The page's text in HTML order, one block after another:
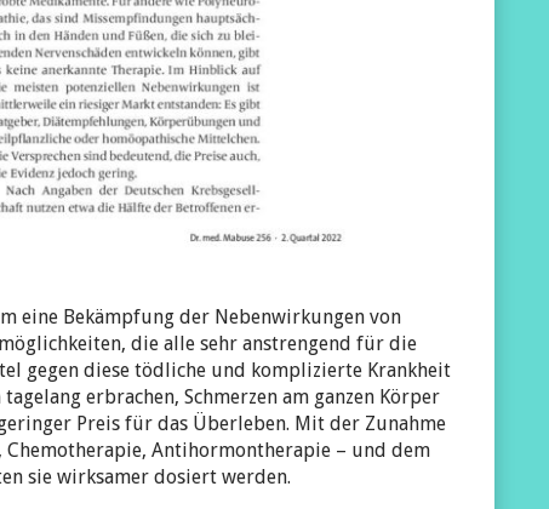
eine Bekämpfung der Nebenwirkungen von
die alle sehr anstrengend für die
gegen diese tödliche und komplizierte Krankheit
erbrachen, Schmerzen am ganzen Körper
Preis für das Überleben. Mit der Zunahme
Antihormontherapie – und dem
sie wirksamer dosiert werden.